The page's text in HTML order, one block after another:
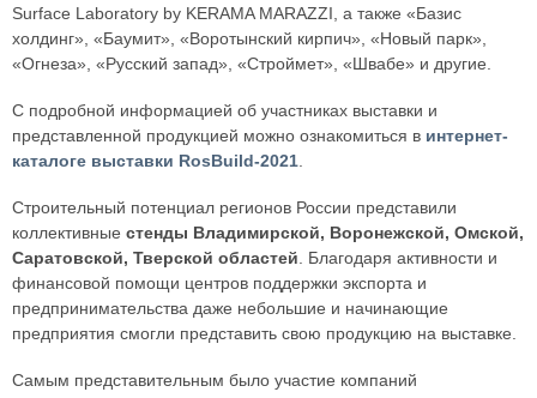
Surface Laboratory by KERAMA MARAZZI, а также «Базис
холдинг», «Баумит», «Воротынский кирпич», «Новый парк»,
«Огнеза», «Русский запад», «Строймет», «Швабе» и другие.
С подробной информацией об участниках выставки и
представленной продукцией можно ознакомиться в интернет-
каталоге выставки RosBuild-2021.
Строительный потенциал регионов России представили
коллективные стенды Владимирской, Воронежской, Омской,
Саратовской, Тверской областей. Благодаря активности и
финансовой помощи центров поддержки экспорта и
предпринимательства даже небольшие и начинающие
предприятия смогли представить свою продукцию на выставке.
Самым представительным было участие компаний